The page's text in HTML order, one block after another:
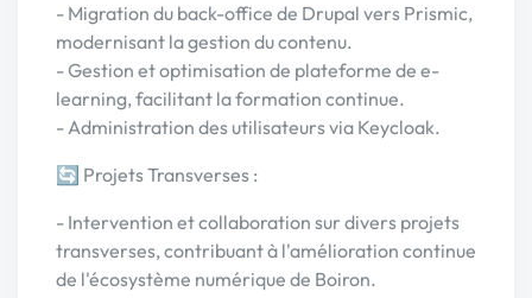
- Migration du back-office de Drupal vers Prismic,
modernisant la gestion du contenu.
- Gestion et optimisation de plateforme de e-
learning, facilitant la formation continue.
- Administration des utilisateurs via Keycloak.
🔄 Projets Transverses :
- Intervention et collaboration sur divers projets
transverses, contribuant à l'amélioration continue
de l'écosystème numérique de Boiron.